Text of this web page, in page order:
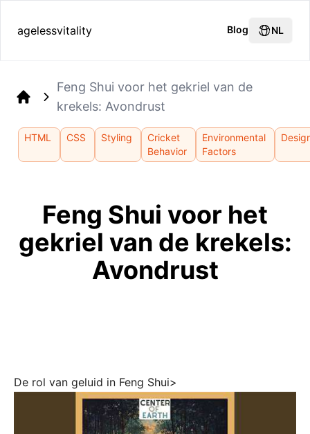
agelessvitality Blog NL
Feng Shui voor het gekriel van de
krekels: Avondrust
HTML CSS Styling
Cricket
Behavior
Environmental
Factors
Feng Shui voor het
gekriel van de krekels:
Avondrust
De rol van geluid in Feng Shui>